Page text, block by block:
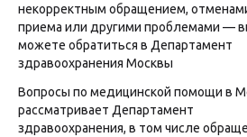
некорректным обращением,
приема или другими проблемами —
можете обратиться в Департамент
здравоохранения Москвы
Вопросы по медицинской помощи в
рассматривает Департамент
здравоохранения, в том числе